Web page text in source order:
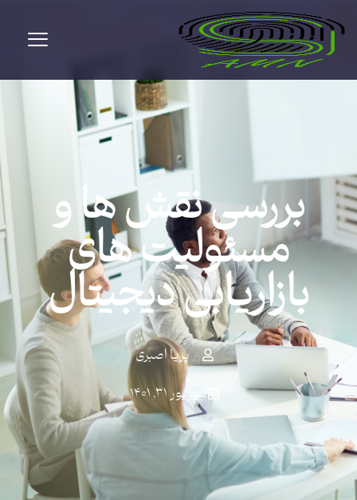
بررسی نقش ها و
مسئولیت های
بازاریابی دیجیتال
پریا اصبری
شهریور ۳۱, ۱۴۰۱